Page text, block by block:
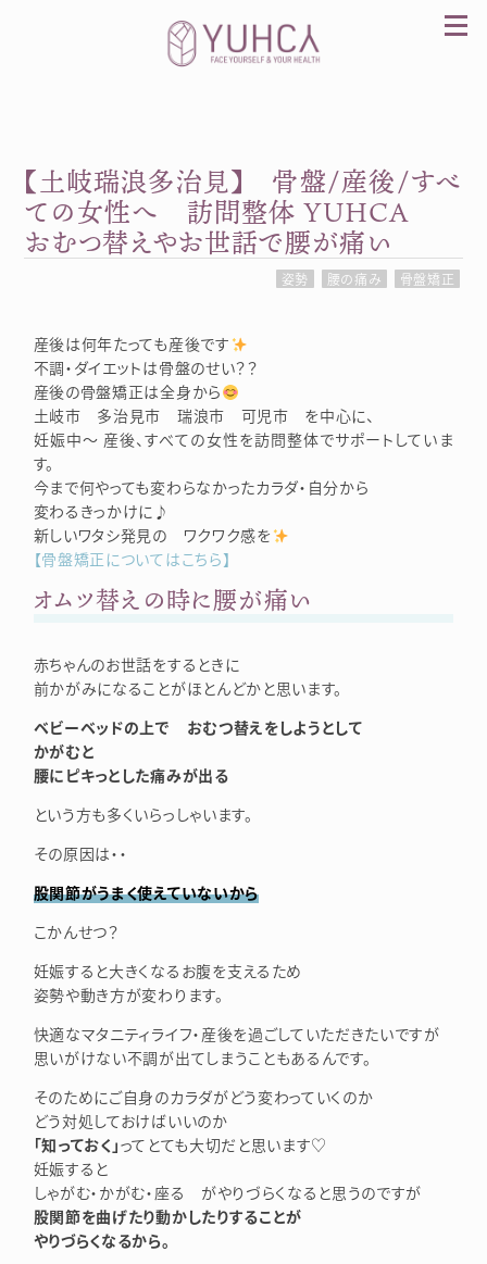
カラダを整え、習慣を変えて、心を前向きに。産
前産後訪問整体 YUHCA（ユウカ）
【土岐瑞浪多治見】 骨盤/産後/すべ
ての女性へ 訪問整体 YUHCA
おむつ替えやお世話で腰が痛い
姿勢 腰の痛み 骨盤矯正
産後は何年たっても産後です
不調・ダイエットは骨盤のせい？？
産後の骨盤矯正は全身から
土岐市 多治見市 瑞浪市 可児市 を中心に、
妊娠中～ 産後、すべての女性を訪問整体でサポートしていま
す。
今まで何やっても変わらなかったカラダ・自分から
変わるきっかけに♪
新しいワタシ発見の ワクワク感を
【骨盤矯正についてはこちら】
オムツ替えの時に腰が痛い
赤ちゃんのお世話をするときに
前かがみになることがほとんどかと思います。
ベビーベッドの上で おむつ替えをしようとして
かがむと
腰にピキっとした痛みが出る
という方も多くいらっしゃいます。
その原因は・・
股関節がうまく使えていないから
こかんせつ？
妊娠すると大きくなるお腹を支えるため
姿勢や動き方が変わります。
快適なマタニティライフ・産後を過ごしていただきたいですが
思いがけない不調が出てしまうこともあるんです。
そのためにご自身のカラダがどう変わっていくのか
どう対処しておけばいいのか
「知っておく」ってとても大切だと思います♡
妊娠すると
しゃがむ・かがむ・座る がやりづらくなると思うのですが
股関節を曲げたり動かしたりすることが
やりづらくなるから。